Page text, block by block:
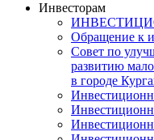
Инвесторам
Обращение к
Совет по
развитию
в городе